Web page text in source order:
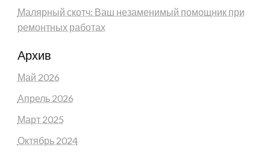
Малярный скотч: Ваш незаменимый помощник при
ремонтных работах
Архив
Май 2026
Апрель 2026
Март 2025
Октябрь 2024